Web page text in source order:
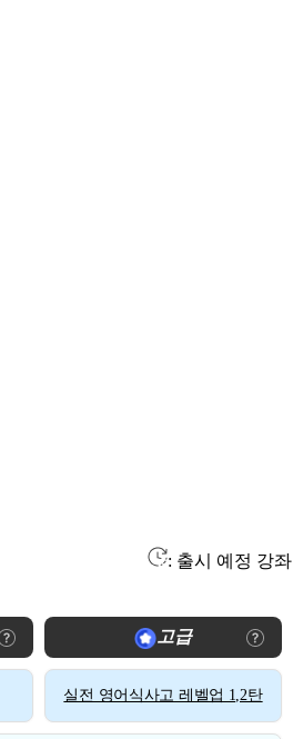
: 출시 예정 강좌
고급
실전 영어식사고 레벨업 1,2탄